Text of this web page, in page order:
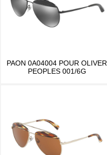
PAON 0A04004 POUR OLIVER
PEOPLES 001/6G